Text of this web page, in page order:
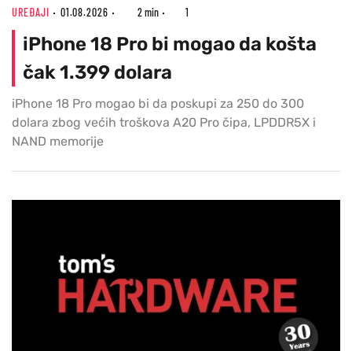
UREĐAJI 01.08.2026 2 min 1
iPhone 18 Pro bi mogao da košta
čak 1.399 dolara
iPhone 18 Pro mogao bi da poskupi za 250 do 300
dolara zbog većih troškova A20 Pro čipa, LPDDR5X i
NAND memorije